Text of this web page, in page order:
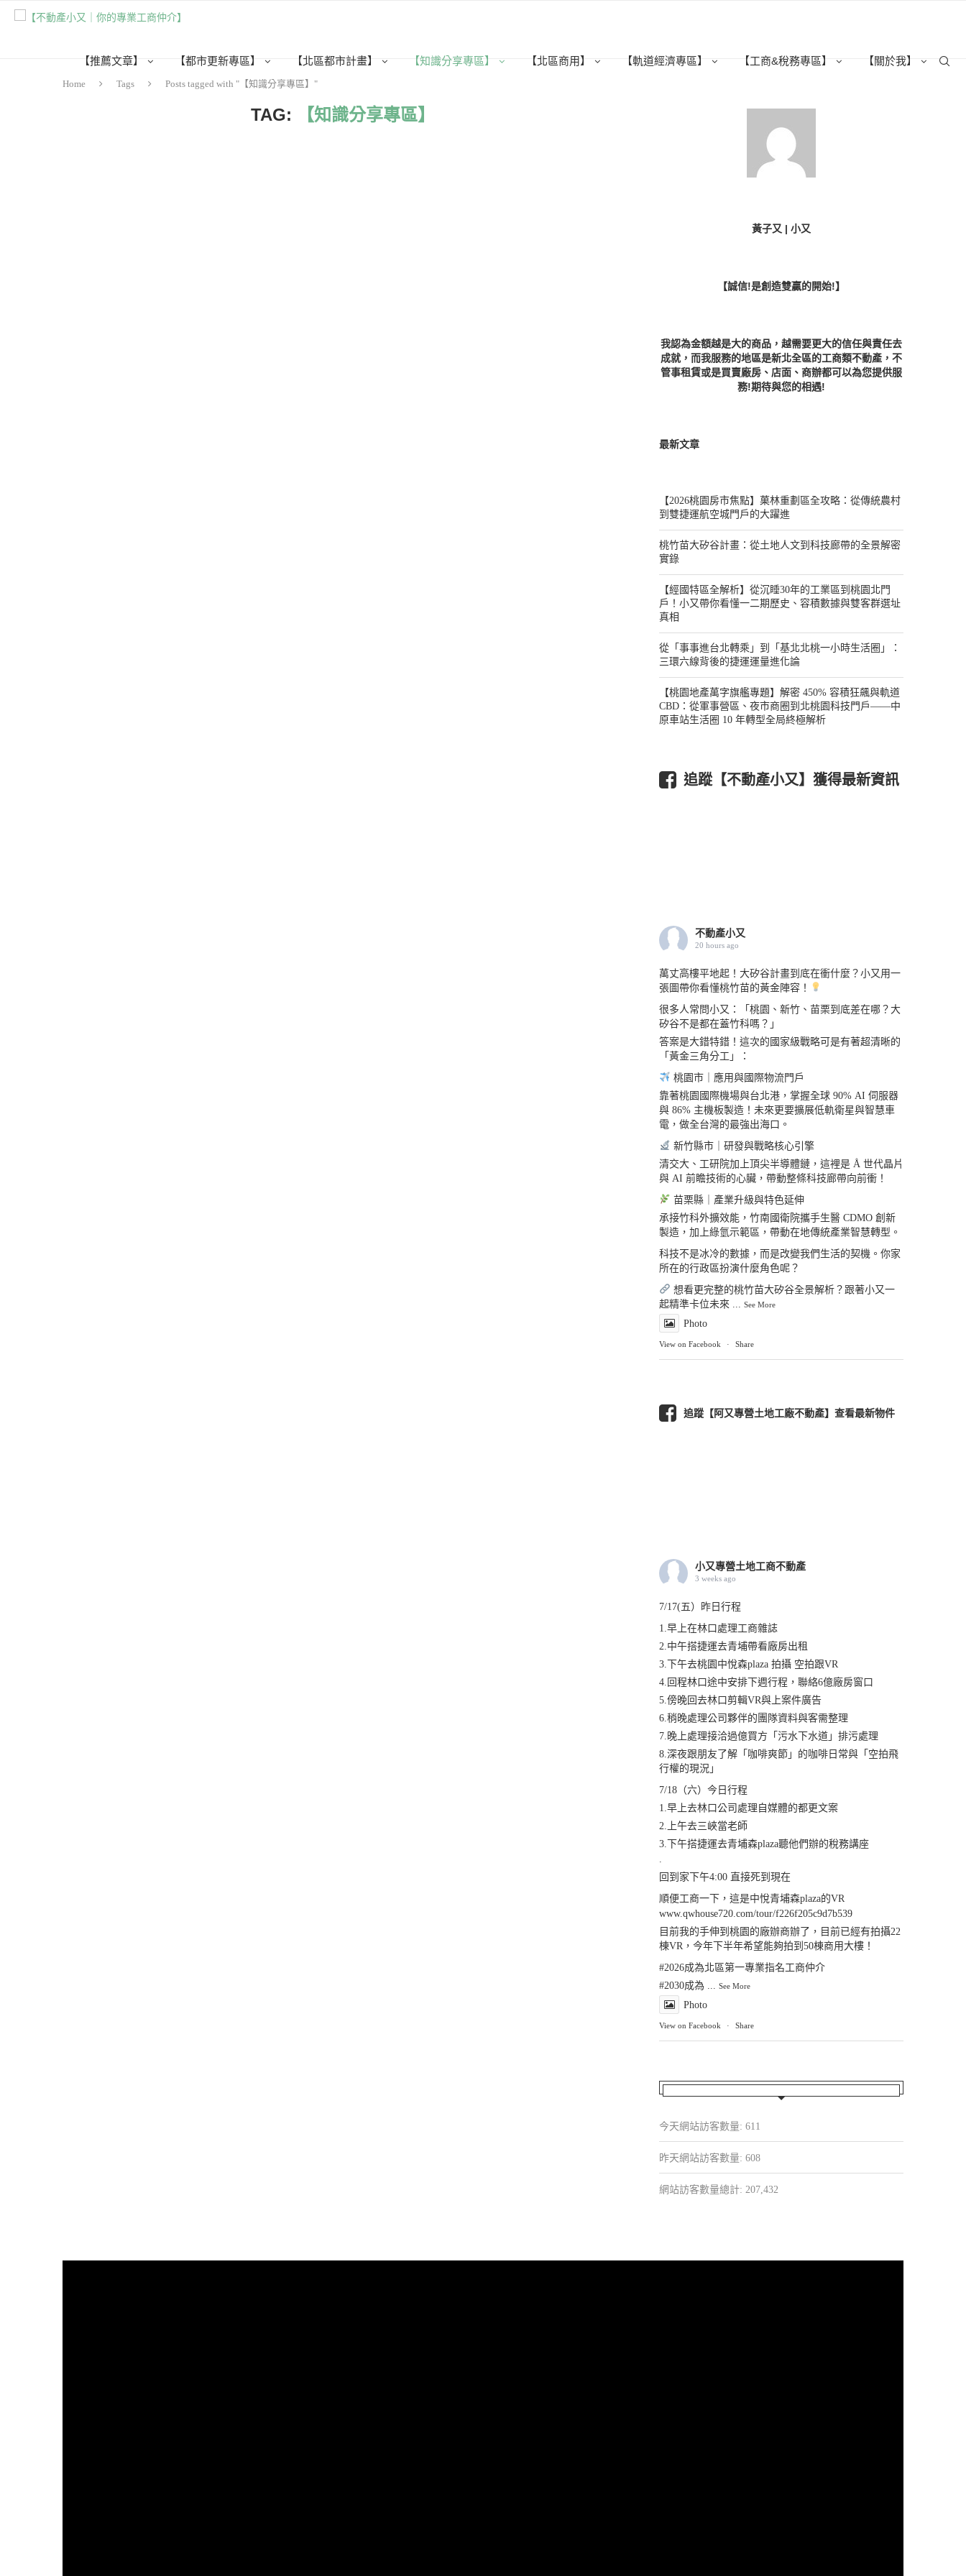
【推薦文章】 【都市更新專區】 【北區都市計畫】 【知識分享專區】 【北區商用】 【軌道經濟專區】 【工商&稅務專區】 【關於我】
Home Tags Posts tagged with "【知識分享專區】"
TAG: 【知識分享專區】
黃子又 | 小又
【誠信!是創造雙贏的開始!】
我認為金額越是大的商品，越需要更大的信任與責任去
成就，而我服務的地區是新北全區的工商類不動產，不
管事租賃或是買賣廠房、店面、商辦都可以為您提供服
務!期待與您的相遇!
最新文章
【2026桃園房市焦點】菓林重劃區全攻略：從傳統農村
到雙捷運航空城門戶的大躍進
桃竹苗大矽谷計畫：從土地人文到科技廊帶的全景解密
實錄
【經國特區全解析】從沉睡30年的工業區到桃園北門
戶！小又帶你看懂一二期歷史、容積數據與雙客群選址
真相
從「事事進台北轉乘」到「基北北桃一小時生活圈」：
三環六線背後的捷運運量進化論
【桃園地產萬字旗艦專題】解密 450% 容積狂飆與軌道
CBD：從軍事營區、夜市商圈到北桃園科技門戶——中
原車站生活圈 10 年轉型全局終極解析
追蹤【不動產小又】獲得最新資訊
不動產小又
20 hours ago
萬丈高樓平地起！大矽谷計畫到底在衝什麼？小又用一
張圖帶你看懂桃竹苗的黃金陣容！
很多人常問小又：「桃園、新竹、苗栗到底差在哪？大
矽谷不是都在蓋竹科嗎？」
答案是大錯特錯！這次的國家級戰略可是有著超清晰的
「黃金三角分工」：
桃園市｜應用與國際物流門戶
靠著桃園國際機場與台北港，掌握全球 90% AI 伺服器
與 86% 主機板製造！未來更要擴展低軌衛星與智慧車
電，做全台灣的最強出海口。
新竹縣市｜研發與戰略核心引擎
清交大、工研院加上頂尖半導體鏈，這裡是 Å 世代晶片
與 AI 前瞻技術的心臟，帶動整條科技廊帶向前衝！
苗栗縣｜產業升級與特色延伸
承接竹科外擴效能，竹南國衛院攜手生醫 CDMO 創新
製造，加上綠氫示範區，帶動在地傳統產業智慧轉型。
科技不是冰冷的數據，而是改變我們生活的契機。你家
所在的行政區扮演什麼角色呢？
想看更完整的桃竹苗大矽谷全景解析？跟著小又一
起精準卡位未來 ... See More
Photo
View on Facebook · Share
追蹤【阿又專營土地工廠不動產】查看最新物件
小又專營土地工商不動產
3 weeks ago
7/17(五）昨日行程
1.早上在林口處理工商雜誌
2.中午搭捷運去青埔帶看廠房出租
3.下午去桃園中悅森plaza 拍攝 空拍跟VR
4.回程林口途中安排下週行程，聯絡6億廠房窗口
5.傍晚回去林口剪輯VR與上案件廣告
6.稍晚處理公司夥伴的團隊資料與客需整理
7.晚上處理接洽過億買方「污水下水道」排污處理
8.深夜跟朋友了解「咖啡爽節」的咖啡日常與「空拍飛
行權的現況」
7/18（六）今日行程
1.早上去林口公司處理自媒體的都更文案
2.上午去三峽當老師
3.下午搭捷運去青埔森plaza聽他們辦的稅務講座
.
回到家下午4:00 直接死到現在
順便工商一下，這是中悅青埔森plaza的VR
www.qwhouse720.com/tour/f226f205c9d7b539
目前我的手伸到桃園的廠辦商辦了，目前已經有拍攝22
棟VR，今年下半年希望能夠拍到50棟商用大樓！
#2026成為北區第一專業指名工商仲介
#2030成為 ... See More
Photo
View on Facebook · Share
今天網站訪客數量: 611
昨天網站訪客數量: 608
網站訪客數量總計: 207,432